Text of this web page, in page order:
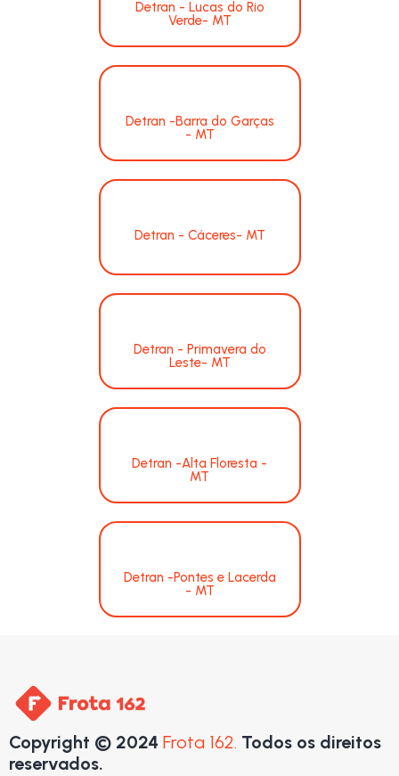
Detran - Lucas do Rio
Verde- MT
Detran -Barra do Garças
- MT
Detran - Cáceres- MT
Detran - Primavera do
Leste- MT
Detran -Alta Floresta -
MT
Detran -Pontes e Lacerda
- MT
Copyright © 2024 Frota 162. Todos os direitos
reservados.